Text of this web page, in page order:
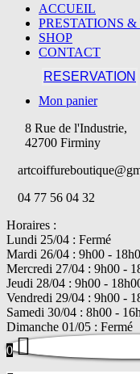
ACCUEIL
PRESTATIONS &
SHOP
CONTACT
RESERVATION
Mon panier
8 Rue de l'Industrie,
42700 Firminy
04 77 56 04 32
Horaires :
Lundi 25/04 : Fermé
Mardi 26/04 : 9h00 -
Mercredi 27/04 : 9h00 -
Jeudi 28/04 : 9h00 -
Vendredi 29/04 : 9h00 -
Samedi 30/04 : 8h00 -
Dimanche 01/05 : Fermé
0